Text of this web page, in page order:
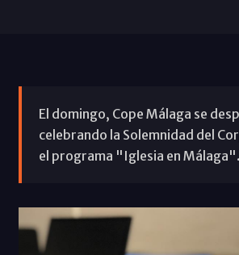
El domingo, Cope Málaga se
celebrando la Solemnidad del
el programa "Iglesia en Málaga".